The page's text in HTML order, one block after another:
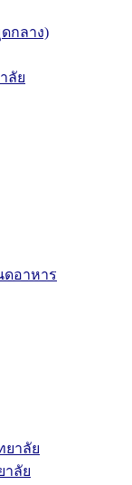
กลาง)
ลัย
อาหาร
ยาลัย
าลัย